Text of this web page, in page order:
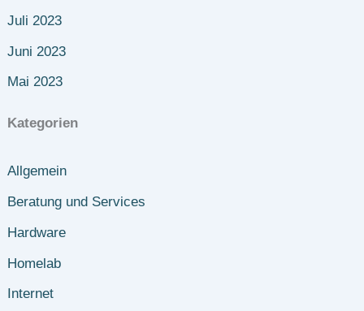
Juli 2023
Juni 2023
Mai 2023
Kategorien
Allgemein
Beratung und Services
Hardware
Homelab
Internet